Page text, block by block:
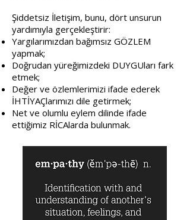
Şiddetsiz İletişim, bunu, dört unsurun
yardımıyla gerçekleştirir:
Yargılarımızdan bağımsız GÖZLEM
yapmak;
Doğrudan yüreğimizdeki DUYGUları fark
etmek;
Değer ve özlemlerimizi ifade ederek
İHTİYAÇlarımızı dile getirmek;
Net ve olumlu eylem dilinde ifade
ettiğimiz RİCAlarda bulunmak.